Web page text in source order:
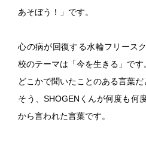
あそぼう！」です。
心の病が回復する水輪フリース
校のテーマは「今を生きる」です
どこかで聞いたことのある言葉だ
そう、SHOGENくんが何度も何
から言われた言葉です。